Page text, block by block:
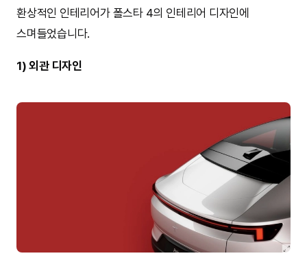
환상적인 인테리어가 폴스타 4의 인테리어 디자인에
스며들었습니다.
1) 외관 디자인